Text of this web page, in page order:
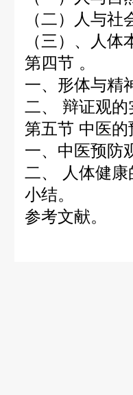
（二）人与
（三）、人
第四节 。
一、形体与精
二、 辩证观的
第五节 中医的
一、中医预防
二、 人体健
小结。
参考文献。